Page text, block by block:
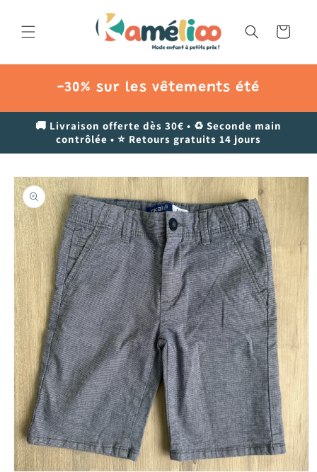
au
contenu
Panier
-30% sur les vêtements été
🚚 Livraison offerte dès 30€ • ♻️ Seconde main
contrôlée • ⭐ Retours gratuits 14 jours
Passer aux
informations
produits